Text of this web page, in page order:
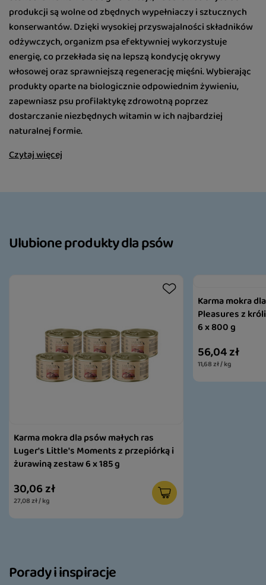
produkcji są wolne od zbędnych wypełniaczy i sztucznych
konserwantów. Dzięki wysokiej przyswajalności składników
odżywczych, organizm psa efektywniej wykorzystuje
energię, co przekłada się na lepszą kondycję okrywy
włosowej oraz sprawniejszą regenerację mięśni. Wybierając
produkty oparte na biologicznie odpowiednim żywieniu,
zapewniasz psu profilaktykę zdrowotną poprzez
dostarczanie niezbędnych witamin w ich najbardziej
naturalnej formie.
Czytaj więcej
Ulubione produkty dla psów
Karma mokra dla psów małych ras
Luger's Little's Moments z przepiórką i
żurawiną zestaw 6 x 185 g
30,06 zł
27,08 zł / kg
Karma mokra
Pleasures z
6 x 800 g
56,04 zł
11,68 zł / kg
Porady i inspiracje